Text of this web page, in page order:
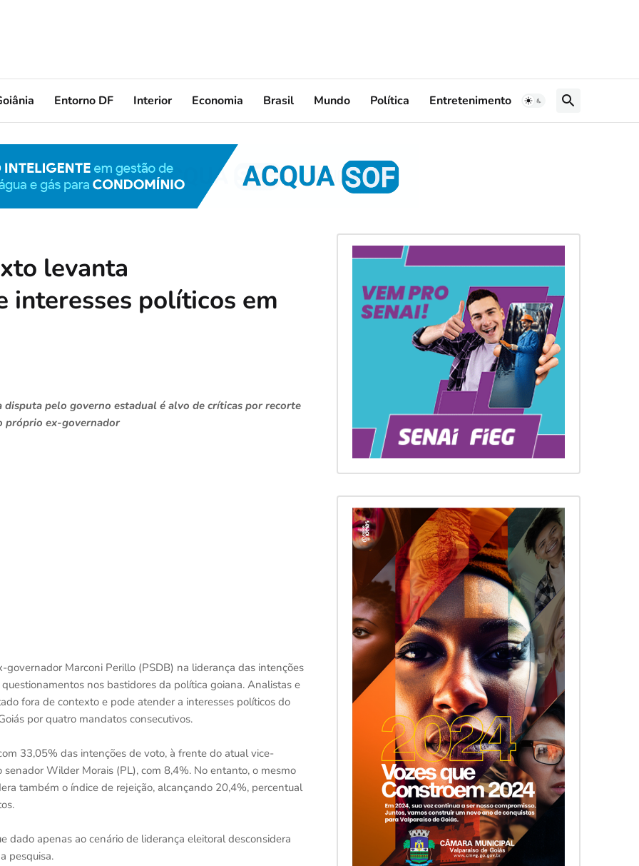
Entorno DF Interior Economia Brasil Mundo Política Entretenimento
levanta
interesses políticos em
pelo governo estadual é alvo de críticas por recorte
próprio ex-governador
Marconi Perillo (PSDB) na liderança das intenções
nos bastidores da política goiana. Analistas e
fora de contexto e pode atender a interesses políticos do
por quatro mandatos consecutivos.
33,05% das intenções de voto, à frente do atual vice-
Wilder Morais (PL), com 8,4%. No entanto, o mesmo
também o índice de rejeição, alcançando 20,4%, percentual
dado apenas ao cenário de liderança eleitoral desconsidera
pesquisa.